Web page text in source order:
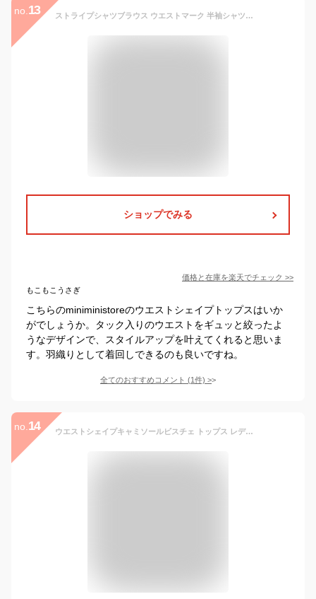
no. 13 ストライプシャツブラウス ウエストマーク 半袖シャツレディース ウエストシェイプトップス 大人可愛いチュニックシャツ オフィスカジュアルロングシャツ細見え羽織り miniministore 2MNYN-001
ショップでみる
価格と在庫を楽天でチェック >>
もこもこうさぎ
こちらのminiministoreのウエストシェイプトップスはいか
がでしょうか。タック入りのウエストをギュッと絞ったよ
うなデザインで、スタイルアップを叶えてくれると思いま
す。羽織りとして着回しできるのも良いですね。
全てのおすすめコメント (1件) >
no. 14 ウエストシェイプキャミソールビスチェ トップス レディース ビスチェ キャミソール 2way レイヤード シンプル セットアップ【メール便可／100】